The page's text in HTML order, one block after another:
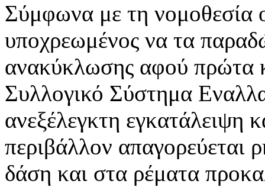
Σύμφωνα με τη
υποχρεωμένος να τα
ανακύκλωσης αφού πρώτα
Συλλογικό Σύστημα
ανεξέλεγκτη εγκατάλειψη
περιβάλλον απαγορεύεται
δάση και στα ρέματα